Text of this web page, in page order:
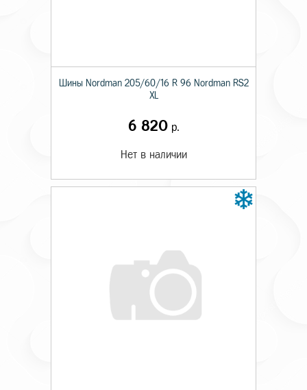
Шины Nordman 205/60/16 R 96 Nordman RS2
XL
6 820р.
Нет в наличии